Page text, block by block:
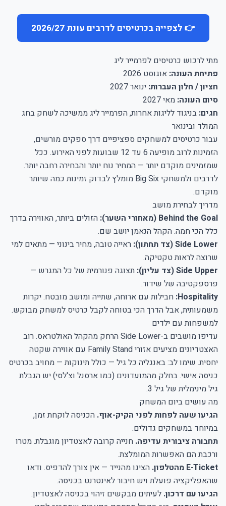
👉 לצפייה בכרטיסים לדרבים עונת 2026/27
מתי לרכוש כרטיסים לפרמייר ליג
פתיחת העונה: אוגוסט 2026
חציון / חלון העברות: ינואר 2027
סיום העונה: מאי 2027
חגים: בניגוד לליגות אחרות, הפרמייר ליג ממשיכה לשחק בחג
המולד ובינואר
עבור כרטיסים למשחקים ספציפיים דרך ספקים מורשים,
הזמינות לרוב מופיעה 6 עד 12 שבועות לפני האירוע. ככל
שמזמינים מוקדם יותר — המחיר נוח יותר והבחירה רחבה יותר.
לדרבים ולמשחקי Big Six מומלץ לבדוק זמינות כמה שיותר
מוקדם.
מדריך לבחירת מושב
Behind the Goal (מאחורי השער):
הזולים ביותר, האווירה בדרך
כלל הכי חמה. הקהל הנאמן יושב שם.
Side Lower (צד תחתון):
ראייה טובה, מחיר בינוני — מתאים למי
שרוצה לראות טקטיקה.
Side Upper (צד עליון):
תצוגה פנורמית של כל המגרש —
פרספקטיבה של שידור.
Hospitality: חבילות עם ארוחה, שתייה ומושב מובטח. יקרות
משמעותית, אבל הדרך הכי בטוחה לקבל כרטיס למשחק מבוקש.
למשפחות עם ילדים
עדיפו מושבים ב-Side Lower הרחק מהקהל האולטראס. רוב
האצטדיונים מציעים אזורי Family Stand עם אווירה שקטה
יחסית. שימו לב: באנגליה כל גיל — כולל תינוקות — מחויב בכרטיס
כניסה אישי. בחלק מהמועדונים (כמו ארסנל וצ'לסי) יש הגבלת
גיל מינימלית של גיל 3.
מה עושים ביום המשחק
הגיעו שעה לפחות לפני הקיק-אוף. הכניסה לוקחת זמן,
במיוחד במשחקים גדולים.
תחבורה ציבורית עדיפה. חנייה קרובה לאצטדיון מוגבלת. מטרו
ורכבת הם האפשרות המומלצת.
E-Ticket מהטלפון.
הציגו מהנייד — אין צורך להדפיס. ודאו
שהאפליקציה פועלת ויש חיבור לאינטרנט בכניסה.
הגיעו עם דרכון. לעיתים מבקשים זיהוי בכניסה לאצטדיון.